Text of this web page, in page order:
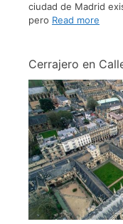
ciudad de Madrid
pero Read more
Cerrajero en